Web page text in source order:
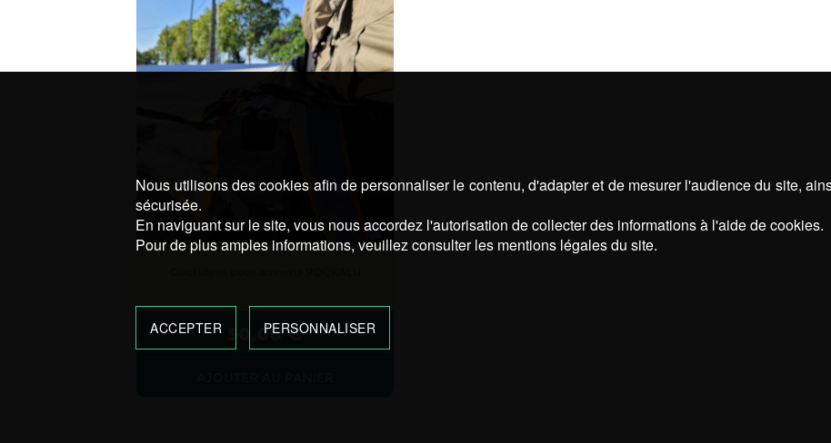
50,00€
Nous utilisons des cookies afin de personnaliser le contenu, d'adapter et de mesurer l'audience du site,
sécurisée.
En naviguant sur le site, vous nous accordez l'autorisation de collecter des informations à l'aide de cookies.
Pour de plus amples informations, veuillez consulter les mentions légales du site.
ACCEPTER PERSONNALISER